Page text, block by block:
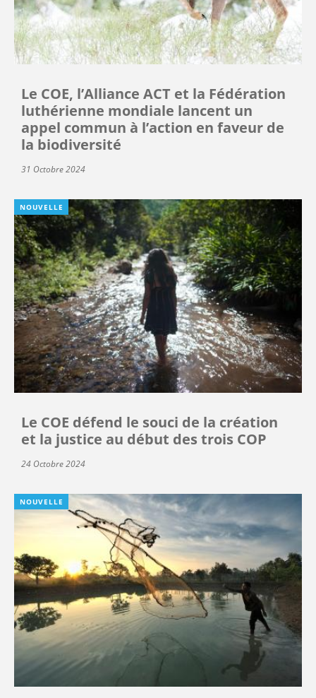
Le COE, l’Alliance ACT et la Fédération
luthérienne mondiale lancent un
appel commun à l’action en faveur de
la biodiversité
31 Octobre 2024
NOUVELLE
Le COE défend le souci de la création
et la justice au début des trois COP
24 Octobre 2024
NOUVELLE